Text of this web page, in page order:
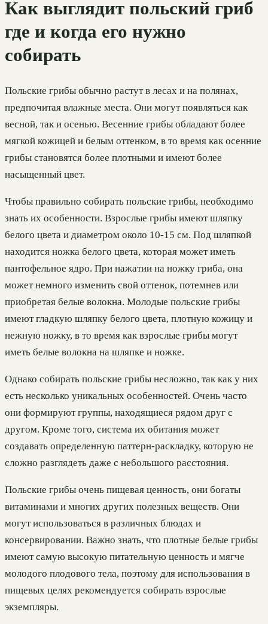
Как выглядит польский гриб
где и когда его нужно
собирать
Польские грибы обычно растут в лесах и на полянах,
предпочитая влажные места. Они могут появляться как
весной, так и осенью. Весенние грибы обладают более
мягкой кожицей и белым оттенком, в то время как осенние
грибы становятся более плотными и имеют более
насыщенный цвет.
Чтобы правильно собирать польские грибы, необходимо
знать их особенности. Взрослые грибы имеют шляпку
белого цвета и диаметром около 10-15 см. Под шляпкой
находится ножка белого цвета, которая может иметь
пантофельное ядро. При нажатии на ножку гриба, она
может немного изменить свой оттенок, потемнев или
приобретая белые волокна. Молодые польские грибы
имеют гладкую шляпку белого цвета, плотную кожицу и
нежную ножку, в то время как взрослые грибы могут
иметь белые волокна на шляпке и ножке.
Однако собирать польские грибы несложно, так как у них
есть несколько уникальных особенностей. Очень часто
они формируют группы, находящиеся рядом друг с
другом. Кроме того, система их обитания может
создавать определенную паттерн-раскладку, которую не
сложно разглядеть даже с небольшого расстояния.
Польские грибы очень пищевая ценность, они богаты
витаминами и многих других полезных веществ. Они
могут использоваться в различных блюдах и
консервировании. Важно знать, что плотные белые грибы
имеют самую высокую питательную ценность и мягче
молодого плодового тела, поэтому для использования в
пищевых целях рекомендуется собирать взрослые
экземпляры.